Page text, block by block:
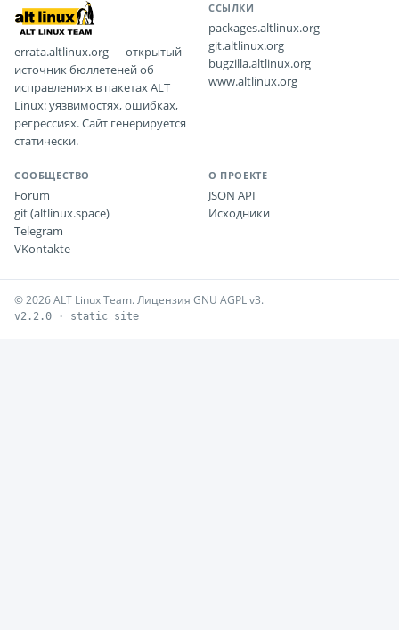
errata.altlinux.org — открытый
источник бюллетеней об
исправлениях в пакетах ALT
Linux: уязвимостях, ошибках,
регрессиях. Сайт генерируется
статически.
ССЫЛКИ
packages.altlinux.org
git.altlinux.org
bugzilla.altlinux.org
www.altlinux.org
СООБЩЕСТВО
Forum
git (altlinux.space)
Telegram
VKontakte
О ПРОЕКТЕ
JSON API
Исходники
© 2026 ALT Linux Team. Лицензия GNU AGPL v3.
v2.2.0 · static site